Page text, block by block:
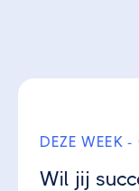
DEZE WEEK -
Wil jij